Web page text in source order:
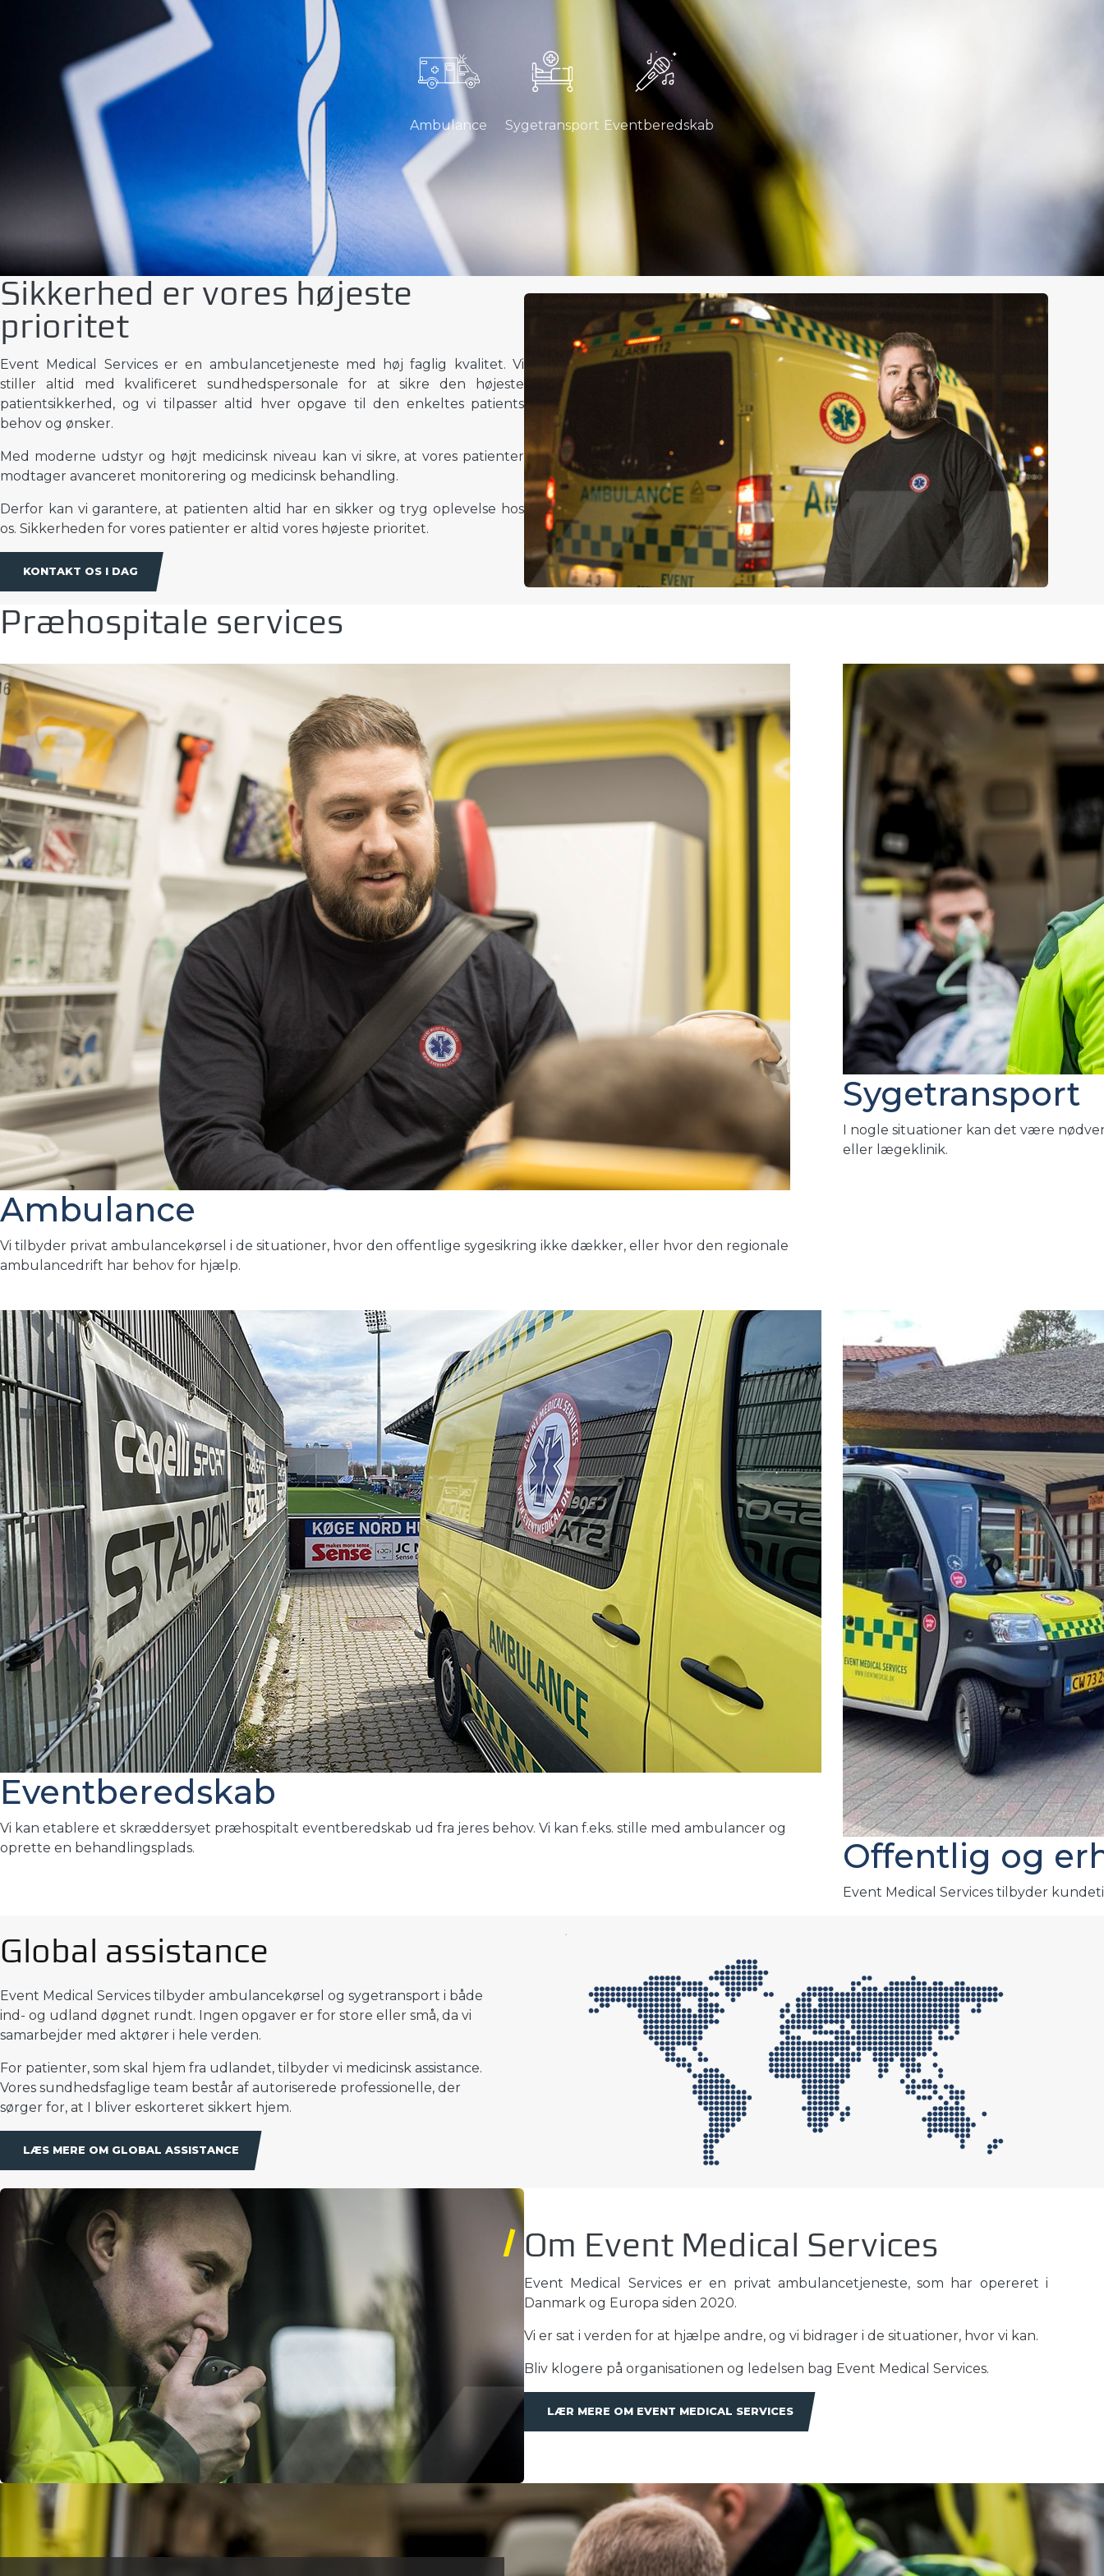
Ambulance Sygetransport Eventberedskab
Sikkerhed er vores højeste
prioritet
Event Medical Services er en ambulancetjeneste med høj faglig kvalitet. Vi
stiller altid med kvalificeret sundhedspersonale for at sikre den højeste
patientsikkerhed, og vi tilpasser altid hver opgave til den enkeltes patients
behov og ønsker.
Med moderne udstyr og højt medicinsk niveau kan vi sikre, at vores patienter
modtager avanceret monitorering og medicinsk behandling.
Derfor kan vi garantere, at patienten altid har en sikker og tryg oplevelse hos
os. Sikkerheden for vores patienter er altid vores højeste prioritet.
KONTAKT OS I DAG
Præhospitale services
Ambulance
Vi tilbyder privat ambulancekørsel i de situationer, hvor den offentlige sygesikring ikke dækker, eller hvor den regionale
ambulancedrift har behov for hjælp.
Sygetransport
I nogle situationer kan det være
eller lægeklinik.
Eventberedskab
Vi kan etablere et skræddersyet præhospitalt eventberedskab ud fra jeres behov. Vi kan f.eks. stille med ambulancer og
oprette en behandlingsplads.
Offentlig og
Event Medical Services tilbyder
Global assistance
Event Medical Services tilbyder ambulancekørsel og sygetransport i både
ind- og udland døgnet rundt. Ingen opgaver er for store eller små, da vi
samarbejder med aktører i hele verden.
For patienter, som skal hjem fra udlandet, tilbyder vi medicinsk assistance.
Vores sundhedsfaglige team består af autoriserede professionelle, der
sørger for, at I bliver eskorteret sikkert hjem.
LÆS MERE OM GLOBAL ASSISTANCE
Om Event Medical Services
Event Medical Services er en privat ambulancetjeneste, som har opereret i
Danmark og Europa siden 2020.
Vi er sat i verden for at hjælpe andre, og vi bidrager i de situationer, hvor vi kan.
Bliv klogere på organisationen og ledelsen bag Event Medical Services.
LÆR MERE OM EVENT MEDICAL SERVICES